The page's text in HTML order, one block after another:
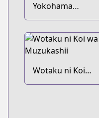
Yokohama
Kaidashi Kikou
Wotaku ni Koi
wa Muzukashii